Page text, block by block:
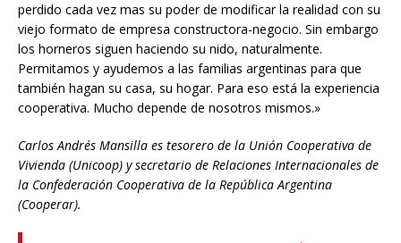
perdido cada vez mas su poder de modificar la realidad con su
viejo formato de empresa constructora-negocio. Sin embargo
los horneros siguen haciendo su nido, naturalmente.
Permitamos y ayudemos a las familias argentinas para que
también hagan su casa, su hogar. Para eso está la experiencia
cooperativa. Mucho depende de nosotros mismos.»
Carlos Andrés Mansilla es tesorero de la Unión Cooperativa de
Vivienda (Unicoop) y secretario de Relaciones Internacionales de
la Confederación Cooperativa de la República Argentina
(Cooperar).